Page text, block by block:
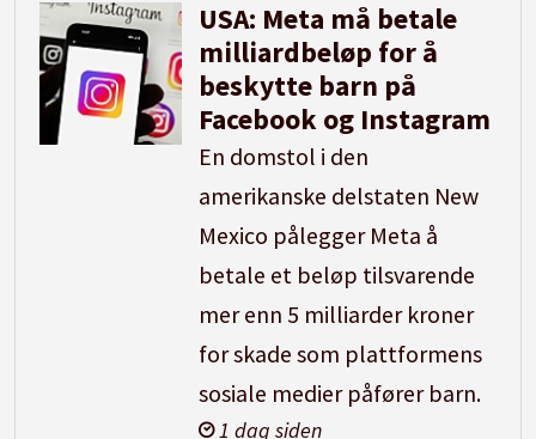
USA: Meta må betale
milliardbeløp for å
beskytte barn på
Facebook og Instagram
En domstol i den
amerikanske delstaten New
Mexico pålegger Meta å
betale et beløp tilsvarende
mer enn 5 milliarder kroner
for skade som plattformens
sosiale medier påfører barn.
1 dag siden